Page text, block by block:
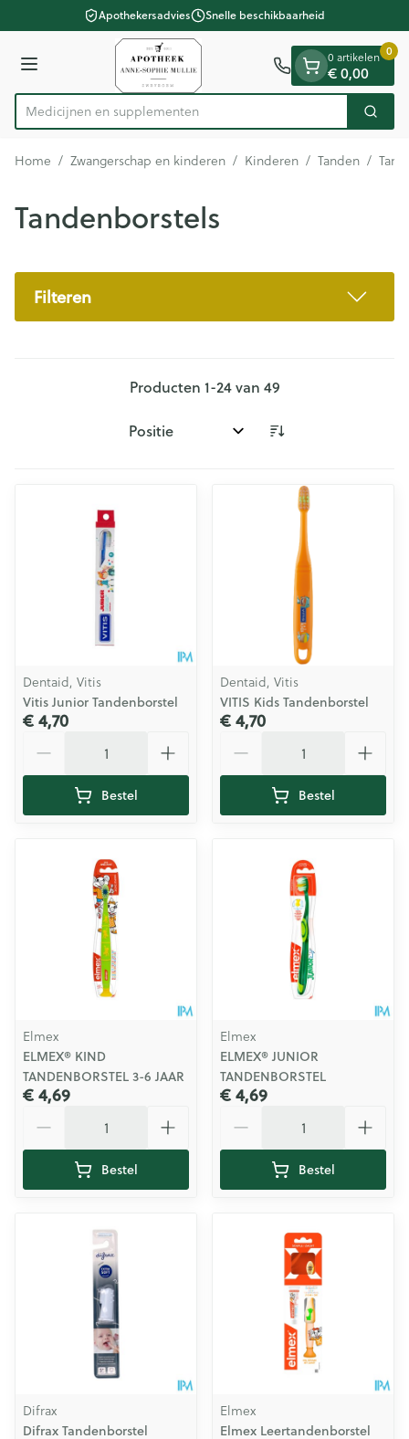
Ga naar de inhoudApothekersadvies Snelle beschikbaarheid
Menu
Product, merk, categorie...
Medicijnen Zoek
0 artikelen
€ 0,00
0
Home / Zwangerschap en kinderen / Kinderen / Tanden /
Tandenborstels
Filteren
Producten 1-24van 49
Sorteer op:
Dentaid, Vitis
Vitis Junior Tandenborstel
€ 4,70
Bestel
Dentaid, Vitis
VITIS Kids Tandenborstel
€ 4,70
Bestel
Elmex
ELMEX® KIND
TANDENBORSTEL 3-6 JAAR
€ 4,69
Bestel
Elmex
ELMEX® JUNIOR
TANDENBORSTEL
€ 4,69
Bestel
Difrax
Difrax Tandenborstel
Elmex
Elmex Leertandenborstel